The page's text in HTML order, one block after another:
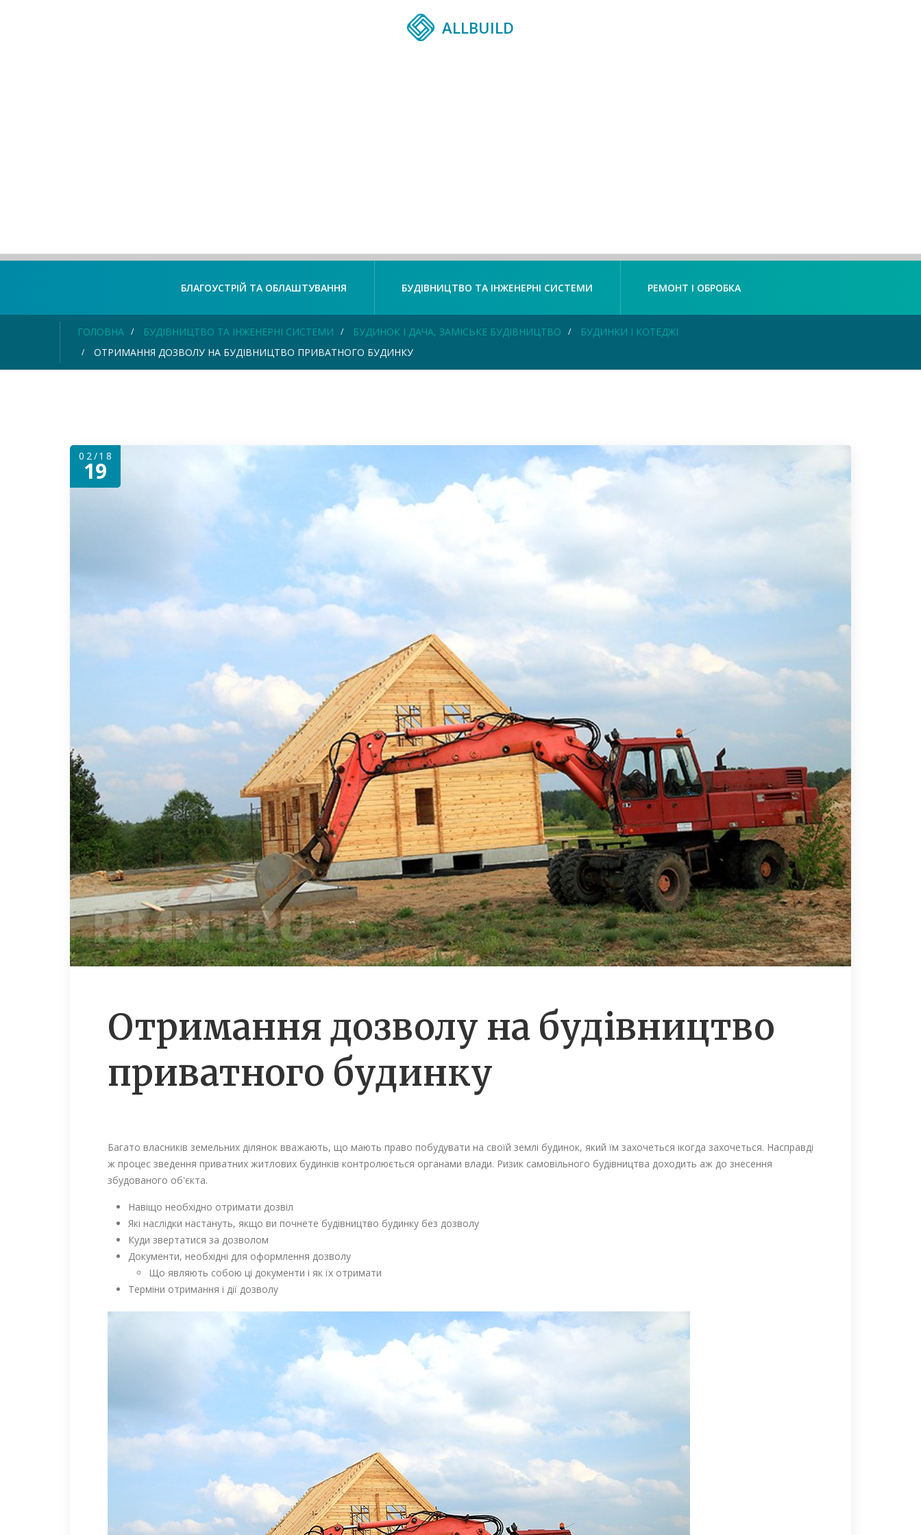
ALLBUILD
БЛАГОУСТРІЙ ТА ОБЛАШТУВАННЯ БУДІВНИЦТВО ТА ІНЖЕНЕРНІ СИСТЕМИ РЕМОНТ І ОБРОБКА
ГОЛОВНА БУДІВНИЦТВО ТА ІНЖЕНЕРНІ СИСТЕМИ БУДИНОК І ДАЧА, ЗАМІСЬКЕ БУДІВНИЦТВО
БУДИНКИ І КОТЕДЖІ
ОТРИМАННЯ ДОЗВОЛУ НА БУДІВНИЦТВО ПРИВАТНОГО БУДИНКУ
02/18
19
Отримання дозволу на будівництво
приватного будинку
Багато власників земельних ділянок вважають, що мають право побудувати на своїй землі будинок, який їм захочеться ікогда захочеться. Насправді
ж процес зведення приватних житлових будинків контролюється органами влади. Ризик самовільного будівництва доходить аж до знесення
збудованого об'єкта.
Навіщо необхідно отримати дозвіл
Які наслідки настануть, якщо ви почнете будівництво будинку без дозволу
Куди звертатися за дозволом
Документи, необхідні для оформлення дозволу
Що являють собою ці документи і як їх отримати
Терміни отримання і дії дозволу